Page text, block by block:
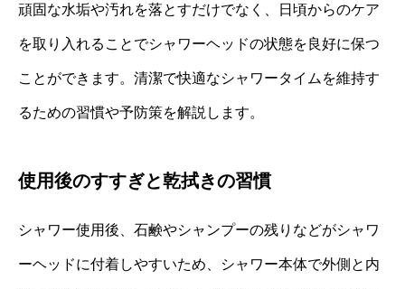
頑固な水垢や汚れを落とすだけでなく、日頃からのケア
を取り入れることでシャワーヘッドの状態を良好に保つ
ことができます。清潔で快適なシャワータイムを維持す
るための習慣や予防策を解説します。
使用後のすすぎと乾拭きの習慣
シャワー使用後、石鹸やシャンプーの残りなどがシャワ
ーヘッドに付着しやすいため、シャワー本体で外側と内